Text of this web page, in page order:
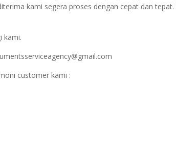
kami segera proses dengan cepat dan
kami.
customer kami :